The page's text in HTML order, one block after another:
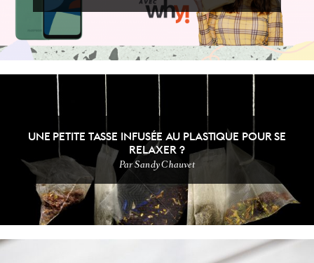
FOOOOOOD T'AS VU ÇA ?
UNE PETITE TASSE INFUSÉE AU PLASTIQUE POUR SE
RELAXER ?
Par Sandy Chauvet